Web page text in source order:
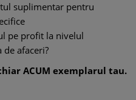
suplimentar pentru
pe profit la nivelul
afaceri?
ACUM exemplarul tau.